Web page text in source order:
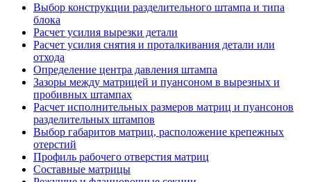
Выбор конструкции разделительного штампа и типа
блока
Расчет усилия вырезки детали
Расчет усилия снятия и проталкивания детали или
отхода
Определение центра давления штампа
Зазоры между матрицей и пуансоном в вырезных и
пробивных штампах
Расчет исполнительных размеров матриц и пуансонов
разделительных штампов
Выбор габаритов матриц, расположение крепежных
отерстий
Профиль рабочего отверстия матриц
Составные матрицы